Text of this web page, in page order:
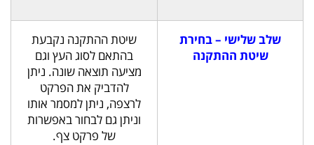
שלב שלישי – בחירת
שיטת ההתקנה
שיטת ההתקנה נקבעת
בהתאם לסוג העץ וגם
מציעה תוצאה שונה. ניתן
להדביק את הפרקט
לרצפה, ניתן למסמר אותו
וניתן גם לבחור באפשרות
של פרקט צף.